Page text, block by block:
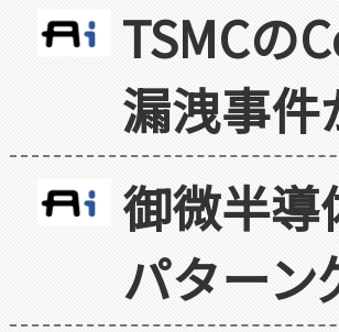
TSMCの
漏洩事件
御微半
パター